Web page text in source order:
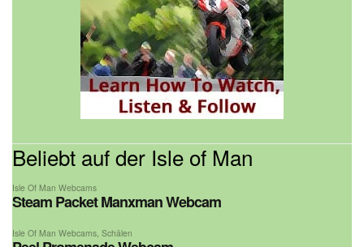
Beliebt auf der Isle of Man
Isle Of Man Webcams
Steam Packet Manxman Webcam
Isle Of Man Webcams, Schälen